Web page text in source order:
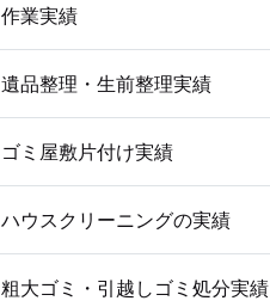
作業実績
遺品整理・生前整理実績
ゴミ屋敷片付け実績
ハウスクリーニングの実績
粗大ゴミ・引越しゴミ処分実績